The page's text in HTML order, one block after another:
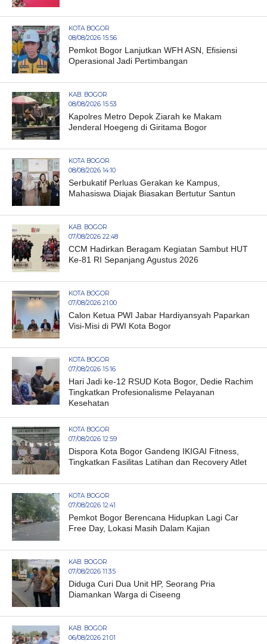
KOTA BOGOR
08/08/2026 15:56
Pemkot Bogor Lanjutkan WFH ASN, Efisiensi
Operasional Jadi Pertimbangan
KAB. BOGOR
08/08/2026 15:53
Kapolres Metro Depok Ziarah ke Makam
Jenderal Hoegeng di Giritama Bogor
KOTA BOGOR
08/08/2026 14:10
Serbukatif Perluas Gerakan ke Kampus,
Mahasiswa Diajak Biasakan Bertutur Santun
KAB. BOGOR
07/08/2026 22:48
CCM Hadirkan Beragam Kegiatan Sambut HUT
Ke-81 RI Sepanjang Agustus 2026
KOTA BOGOR
07/08/2026 21:00
Calon Ketua PWI Jabar Hardiyansyah Paparkan
Visi-Misi di PWI Kota Bogor
KOTA BOGOR
07/08/2026 15:16
Hari Jadi ke-12 RSUD Kota Bogor, Dedie Rachim
Tingkatkan Profesionalisme Pelayanan
Kesehatan
KOTA BOGOR
07/08/2026 12:59
Dispora Kota Bogor Gandeng IKIGAI Fitness,
Tingkatkan Fasilitas Latihan dan Recovery Atlet
KOTA BOGOR
07/08/2026 12:41
Pemkot Bogor Berencana Hidupkan Lagi Car
Free Day, Lokasi Masih Dalam Kajian
KAB. BOGOR
07/08/2026 11:35
Diduga Curi Dua Unit HP, Seorang Pria
Diamankan Warga di Ciseeng
KAB. BOGOR
06/08/2026 21:01